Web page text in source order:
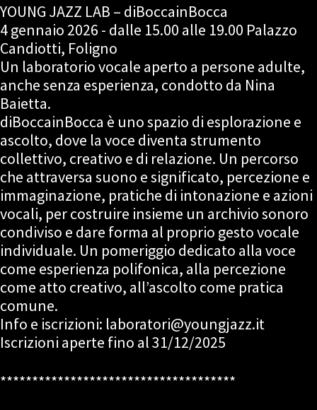
YOUNG JAZZ LAB – diBoccainBocca
4 gennaio 2026 - dalle 15.00 alle 19.00 Palazzo
Candiotti, Foligno
Un laboratorio vocale aperto a persone adulte,
anche senza esperienza, condotto da Nina
Baietta.
diBoccainBocca è uno spazio di esplorazione e
ascolto, dove la voce diventa strumento
collettivo, creativo e di relazione. Un percorso
che attraversa suono e significato, percezione e
immaginazione, pratiche di intonazione e azioni
vocali, per costruire insieme un archivio sonoro
condiviso e dare forma al proprio gesto vocale
individuale. Un pomeriggio dedicato alla voce
come esperienza polifonica, alla percezione
come atto creativo, all’ascolto come pratica
comune.
Info e iscrizioni: laboratori@youngjazz.it
Iscrizioni aperte fino al 31/12/2025
*************************************